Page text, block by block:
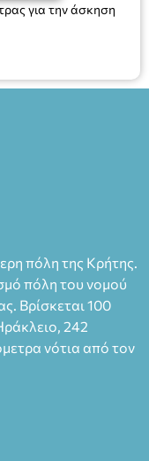
για την άσκηση
πόλη της Κρήτης.
πόλη του νομού
Βρίσκεται 100
242
νότια από τον